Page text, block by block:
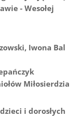
- Wesołej
Iwona Bal
Miłosierdzia
i dorosłych